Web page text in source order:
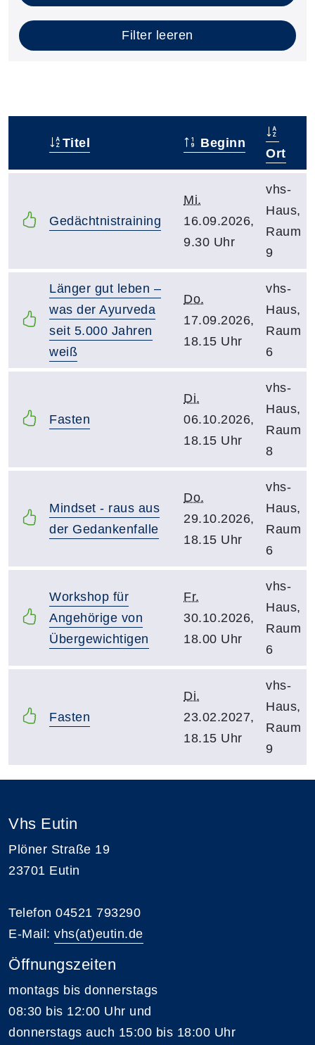
Filter leeren
Titel Beginn
Ort
Gedächtnistraining
Mi.
16.09.2026,
9.30 Uhr
vhs-
Haus,
Raum
9
Länger gut leben –
was der Ayurveda
seit 5.000 Jahren
weiß
Do.
17.09.2026,
18.15 Uhr
vhs-
Haus,
Raum
6
Fasten
Di.
06.10.2026,
18.15 Uhr
vhs-
Haus,
Raum
8
Mindset - raus aus
der Gedankenfalle
Do.
29.10.2026,
18.15 Uhr
vhs-
Haus,
Raum
6
Workshop für
Angehörige von
Übergewichtigen
Fr.
30.10.2026,
18.00 Uhr
vhs-
Haus,
Raum
6
Fasten
Di.
23.02.2027,
18.15 Uhr
vhs-
Haus,
Raum
9
Vhs Eutin
Plöner Straße 19
23701 Eutin
Telefon 04521 793290
E-Mail: vhs(at)eutin.de
Öffnungszeiten
montags bis donnerstags
08:30 bis 12:00 Uhr und
donnerstags auch 15:00 bis 18:00 Uhr